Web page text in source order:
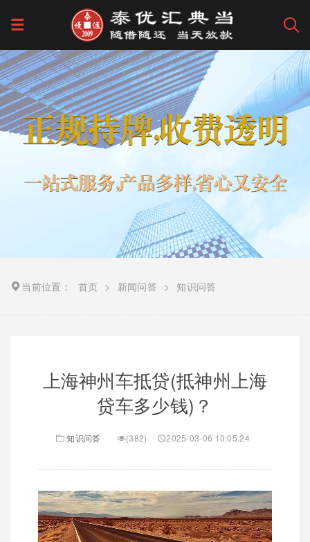
当前位置： 首页 > 新闻问答 > 知识问答
上海神州车抵贷(抵神州上海
贷车多少钱)？
知识问答 (382) 2025-03-06 10:05:24